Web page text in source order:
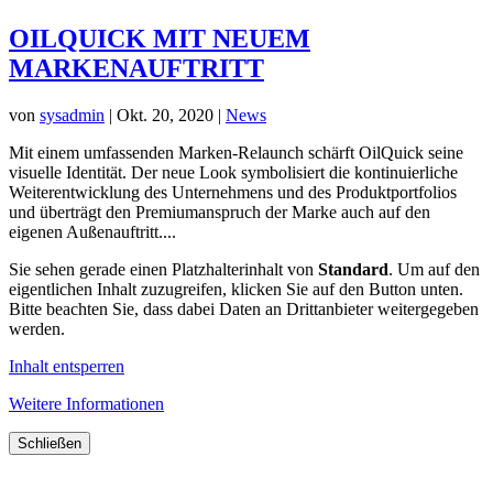
OILQUICK MIT NEUEM
MARKENAUFTRITT
von sysadmin | Okt. 20, 2020 | News
Mit einem umfassenden Marken-Relaunch schärft OilQuick seine
visuelle Identität. Der neue Look symbolisiert die kontinuierliche
Weiterentwicklung des Unternehmens und des Produktportfolios
und überträgt den Premiumanspruch der Marke auch auf den
eigenen Außenauftritt....
Sie sehen gerade einen Platzhalterinhalt von Standard. Um auf den
eigentlichen Inhalt zuzugreifen, klicken Sie auf den Button unten.
Bitte beachten Sie, dass dabei Daten an Drittanbieter weitergegeben
werden.
Inhalt entsperren
Weitere Informationen
Schließen